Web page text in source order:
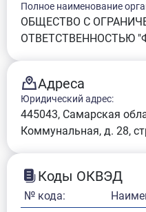
Полное наименование
ОБЩЕСТВО С
ОТВЕТСТВЕННОСТЬЮ
Адреса
Юридический адрес:
445043, Самарская
Коммунальная, д. 28,
Коды ОКВЭД
№ кода: